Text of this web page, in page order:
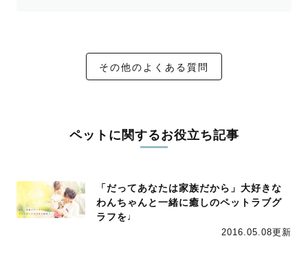
その他のよくある質問
ペットに関するお役立ち記事
「だってあなたは家族だから」大好きな
わんちゃんと一緒に癒しのペットラブグ
ラフを♩
2016.05.08更新